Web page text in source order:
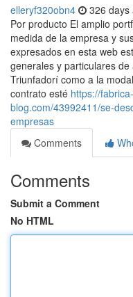
elleryf320obn4 326 days
Por producto El amplio
medida de la empresa y
expresados en esta web
generales y particulares
Triunfadorí como a la
contrato esté https://
blog.com/43992411/se-
empresas
Comments
Comments
Submit a Comment
No HTML